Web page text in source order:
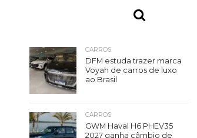
CARROS
DFM estuda trazer marca
Voyah de carros de luxo
ao Brasil
CARROS
GWM Haval H6 PHEV35
2027 ganha câmbio de